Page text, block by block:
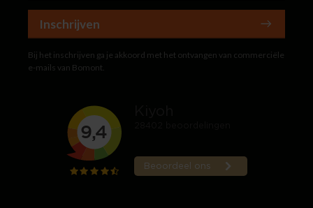
Inschrijven
Bij het inschrijven ga je akkoord met het ontvangen van commerciële
e-mails van Bomont.